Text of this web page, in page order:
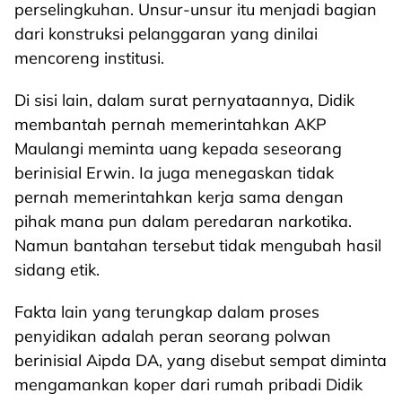
perselingkuhan. Unsur-unsur itu menjadi bagian
dari konstruksi pelanggaran yang dinilai
mencoreng institusi.
Di sisi lain, dalam surat pernyataannya, Didik
membantah pernah memerintahkan AKP
Maulangi meminta uang kepada seseorang
berinisial Erwin. Ia juga menegaskan tidak
pernah memerintahkan kerja sama dengan
pihak mana pun dalam peredaran narkotika.
Namun bantahan tersebut tidak mengubah hasil
sidang etik.
Fakta lain yang terungkap dalam proses
penyidikan adalah peran seorang polwan
berinisial Aipda DA, yang disebut sempat diminta
mengamankan koper dari rumah pribadi Didik